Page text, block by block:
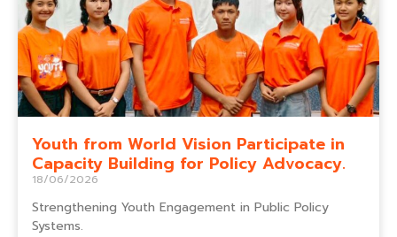
Youth from World Vision Participate in
Capacity Building for Policy Advocacy.
18/06/2026
Strengthening Youth Engagement in Public Policy
Systems.